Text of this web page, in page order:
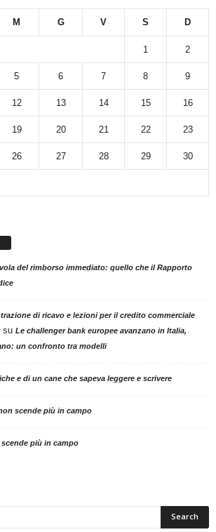
M G V S D
1 2
5 6 7 8 9
12 13 14 15 16
19 20 21 22 23
26 27 28 29 30
del rimborso immediato: quello che il Rapporto
di ricavo e lezioni per il credito commerciale
su Le challenger bank europee avanzano in Italia,
un confronto tra modelli
e di un cane che sapeva leggere e scrivere
scende più in campo
scende più in campo